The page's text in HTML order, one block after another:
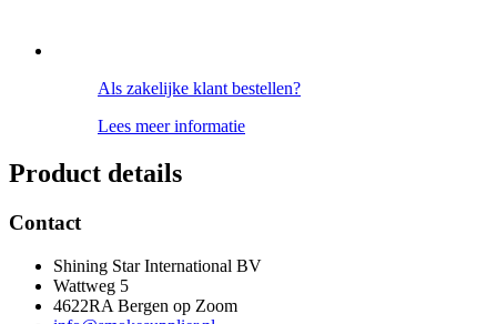
Als zakelijke klant bestellen?
Lees meer informatie
Product details
Contact
Shining Star International BV
Wattweg 5
4622RA Bergen op Zoom